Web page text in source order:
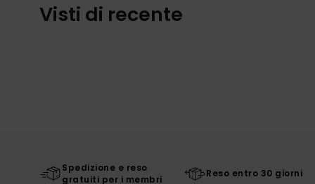
Visti di recente
Spedizione e reso
gratuiti per i membri
Reso entro 30 giorni